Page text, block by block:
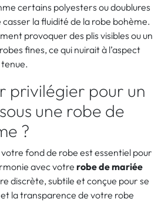
certains polyesters ou doublures
la fluidité de la robe bohème.
provoquer des plis visibles ou un
fines, ce qui nuirait à l’aspect
privilégier pour un
une robe de
?
fond de robe est essentiel pour
avec votre robe de mariée
discrète, subtile et conçue pour se
la transparence de votre robe